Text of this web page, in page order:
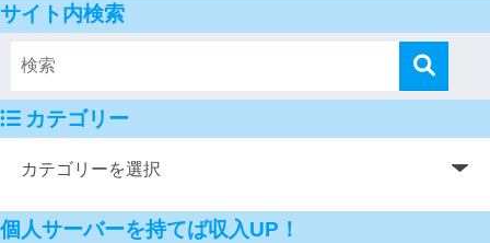
サイト内検索
カテゴリー
個人サーバーを持てば収入UP！